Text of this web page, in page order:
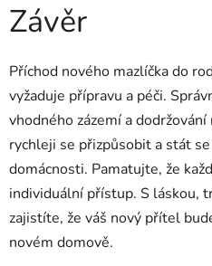
Závěr
Příchod nového mazlíčka do
vyžaduje přípravu a péči.
vhodného zázemí a
rychleji se přizpůsobit a stát
domácnosti. Pamatujte, že
individuální přístup. S láskou,
zajistíte, že váš nový přítel
novém domově.